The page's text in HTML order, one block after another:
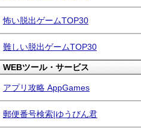
怖い脱出ゲームTOP30
難しい脱出ゲームTOP30
WEBツール・サービス
アプリ攻略 AppGames
郵便番号検索|ゆうびん君